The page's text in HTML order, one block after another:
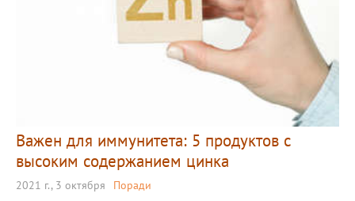
Важен для иммунитета: 5 продуктов с
высоким содержанием цинка
2021 г., 3 октября Поради